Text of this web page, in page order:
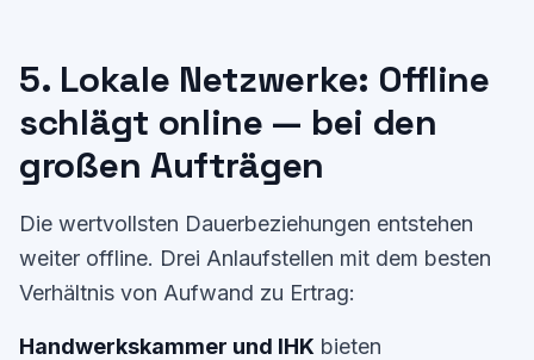
5. Lokale Netzwerke: Offline
schlägt online — bei den
großen Aufträgen
Die wertvollsten Dauerbeziehungen entstehen
weiter offline. Drei Anlaufstellen mit dem besten
Verhältnis von Aufwand zu Ertrag:
Handwerkskammer und IHK bieten